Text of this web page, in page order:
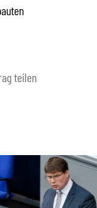
teilen